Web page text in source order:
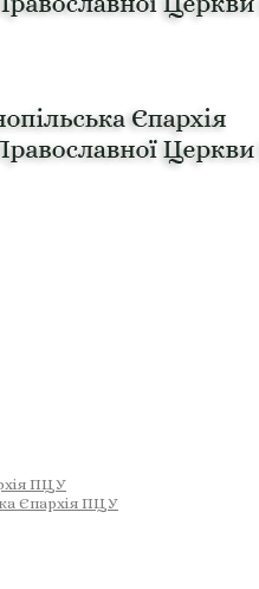
ПЦУ
Єпархія ПЦУ